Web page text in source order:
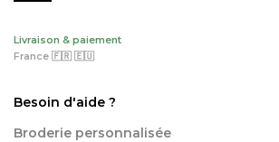
Livraison & paiement
France 🇫🇷 🇪🇺
Besoin d'aide ?
Broderie personnalisée